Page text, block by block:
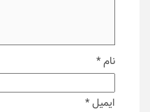
نام*
ایمیل*